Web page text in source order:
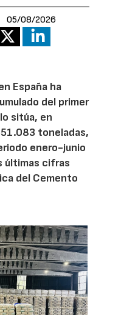
05/08/2026
España ha
del primer
sitúa, en
toneladas,
enero-junio
últimas cifras
del Cemento